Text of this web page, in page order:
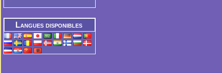
Langues disponibles